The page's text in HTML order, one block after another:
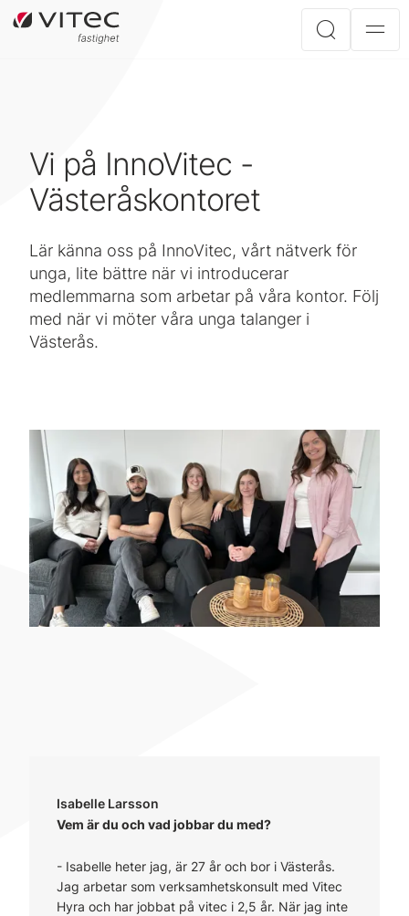
Vi på InnoVitec -
Västeråskontoret
Lär känna oss på InnoVitec, vårt nätverk för
unga, lite bättre när vi introducerar
medlemmarna som arbetar på våra kontor. Följ
med när vi möter våra unga talanger i
Västerås.
Isabelle Larsson
Vem är du och vad jobbar du med?
- Isabelle heter jag, är 27 år och bor i Västerås.
Jag arbetar som verksamhetskonsult med Vitec
Hyra och har jobbat på vitec i 2,5 år. När jag inte